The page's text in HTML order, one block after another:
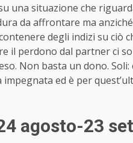
una situazione che
da affrontare ma
degli indizi su ciò
il perdono dal partner ci
Non basta un dono.
ed è per
agosto-23